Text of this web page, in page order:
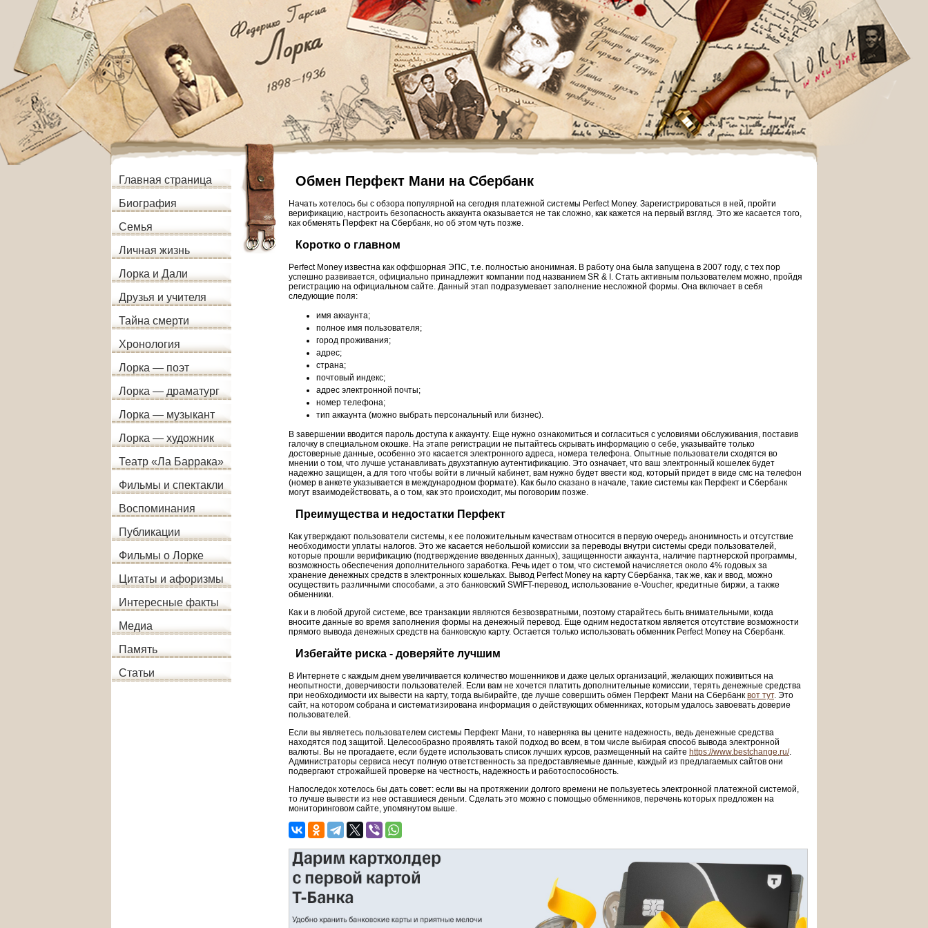
Главная страница
Биография
Семья
Личная жизнь
Лорка и Дали
Друзья и учителя
Тайна смерти
Хронология
Лорка — поэт
Лорка — драматург
Лорка — музыкант
Лорка — художник
Театр «Ла Баррака»
Фильмы и спектакли
Воспоминания
Публикации
Фильмы о Лорке
Цитаты и афоризмы
Интересные факты
Медиа
Память
Статьи
Обмен Перфект Мани на Сбербанк
Начать хотелось бы с обзора популярной на сегодня платежной системы Perfect Money. Зарегистрироваться в ней, пройти
верификацию, настроить безопасность аккаунта оказывается не так сложно, как кажется на первый взгляд. Это же касается того,
как обменять Перфект на Сбербанк, но об этом чуть позже.
Коротко о главном
Perfect Money известна как оффшорная ЭПС, т.е. полностью анонимная. В работу она была запущена в 2007 году, с тех пор
успешно развивается, официально принадлежит компании под названием SR & I. Стать активным пользователем можно, пройдя
регистрацию на официальном сайте. Данный этап подразумевает заполнение несложной формы. Она включает в себя
следующие поля:
имя аккаунта;
полное имя пользователя;
город проживания;
адрес;
страна;
почтовый индекс;
адрес электронной почты;
номер телефона;
тип аккаунта (можно выбрать персональный или бизнес).
В завершении вводится пароль доступа к аккаунту. Еще нужно ознакомиться и согласиться с условиями обслуживания, поставив
галочку в специальном окошке. На этапе регистрации не пытайтесь скрывать информацию о себе, указывайте только
достоверные данные, особенно это касается электронного адреса, номера телефона. Опытные пользователи сходятся во
мнении о том, что лучше устанавливать двухэтапную аутентификацию. Это означает, что ваш электронный кошелек будет
надежно защищен, а для того чтобы войти в личный кабинет, вам нужно будет ввести код, который придет в виде смс на телефон
(номер в анкете указывается в международном формате). Как было сказано в начале, такие системы как Перфект и Сбербанк
могут взаимодействовать, а о том, как это происходит, мы поговорим позже.
Преимущества и недостатки Перфект
Как утверждают пользователи системы, к ее положительным качествам относится в первую очередь анонимность и отсутствие
необходимости уплаты налогов. Это же касается небольшой комиссии за переводы внутри системы среди пользователей,
которые прошли верификацию (подтверждение введенных данных), защищенности аккаунта, наличие партнерской программы,
возможность обеспечения дополнительного заработка. Речь идет о том, что системой начисляется около 4% годовых за
хранение денежных средств в электронных кошельках. Вывод Perfect Money на карту Сбербанка, так же, как и ввод, можно
осуществить различными способами, а это банковский SWIFT-перевод, использование e-Voucher, кредитные биржи, а также
обменники.
Как и в любой другой системе, все транзакции являются безвозвратными, поэтому старайтесь быть внимательными, когда
вносите данные во время заполнения формы на денежный перевод. Еще одним недостатком является отсутствие возможности
прямого вывода денежных средств на банковскую карту. Остается только использовать обменник Perfect Money на Сбербанк.
Избегайте риска - доверяйте лучшим
В Интернете с каждым днем увеличивается количество мошенников и даже целых организаций, желающих поживиться на
неопытности, доверчивости пользователей. Если вам не хочется платить дополнительные комиссии, терять денежные средства
при необходимости их вывести на карту, тогда выбирайте, где лучше совершить обмен Перфект Мани на Сбербанк вот тут. Это
сайт, на котором собрана и систематизирована информация о действующих обменниках, которым удалось завоевать доверие
пользователей.
Если вы являетесь пользователем системы Перфект Мани, то наверняка вы цените надежность, ведь денежные средства
находятся под защитой. Целесообразно проявлять такой подход во всем, в том числе выбирая способ вывода электронной
валюты. Вы не прогадаете, если будете использовать список лучших курсов, размещенный на сайте https://www.bestchange.ru/.
Администраторы сервиса несут полную ответственность за предоставляемые данные, каждый из предлагаемых сайтов они
подвергают строжайшей проверке на честность, надежность и работоспособность.
Напоследок хотелось бы дать совет: если вы на протяжении долгого времени не пользуетесь электронной платежной системой,
то лучше вывести из нее оставшиеся деньги. Сделать это можно с помощью обменников, перечень которых предложен на
мониторинговом сайте, упомянутом выше.